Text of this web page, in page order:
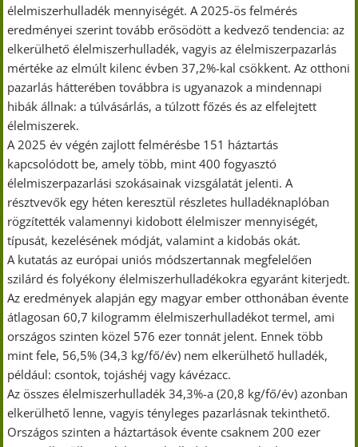
élelmiszerhulladék mennyiségét. A 2025-ös felmérés
eredményei szerint tovább erősödött a kedvező tendencia: az
elkerülhető élelmiszerhulladék, vagyis az élelmiszerpazarlás
mértéke az elmúlt kilenc évben 37,2%-kal csökkent. Az otthoni
pazarlás hátterében továbbra is ugyanazok a mindennapi
hibák állnak: a túlvásárlás, a túlzott főzés és az elfelejtett
élelmiszerek.
A 2025 év végén zajlott felmérésbe 151 háztartás
kapcsolódott be, amely több, mint 400 fogyasztó
élelmiszerpazarlási szokásainak vizsgálatát jelenti. A
résztvevők egy héten keresztül részletes hulladéknaplóban
rögzítették valamennyi kidobott élelmiszer mennyiségét,
típusát, kezelésének módját, valamint a kidobás okát.
A kutatás az európai uniós módszertannak megfelelően
szilárd és folyékony élelmiszerhulladékokra egyaránt kiterjedt.
Az eredmények alapján egy magyar ember otthonában évente
átlagosan 60,7 kilogramm élelmiszerhulladékot termel, ami
országos szinten közel 576 ezer tonnát jelent. Ennek több
mint fele, 56,5% (34,3 kg/fő/év) nem elkerülhető hulladék,
például: csontok, tojáshéj vagy kávézacc.
Az összes élelmiszerhulladék 34,3%-a (20,8 kg/fő/év) azonban
elkerülhető lenne, vagyis tényleges pazarlásnak tekinthető.
Országos szinten a háztartások évente csaknem 200 ezer